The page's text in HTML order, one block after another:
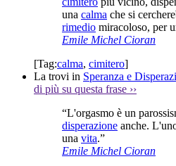
una calma che si
rimedio miracoloso, per
Emile Michel Cioran
[Tag:calma, cimitero]
La trovi in Speranza e
di più su questa frase ››
“L'orgasmo è un
disperazione anche.
una vita.”
Emile Michel Cioran